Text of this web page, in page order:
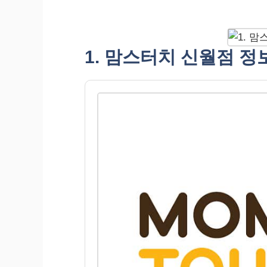
1. 맘스터치 신월점 정